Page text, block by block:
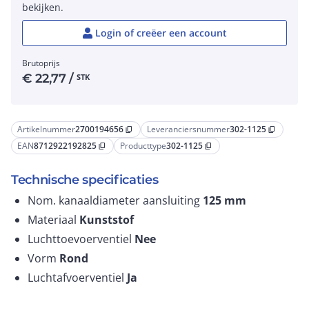
Artikelnummer2700194656 content_copy Leveranciersnummer302-1125 content_copy
EAN8712922192825 content_copy Producttype302-1125 content_copy
Technische specificaties
Nom. kanaaldiameter aansluiting 125 mm
Materiaal Kunststof
Luchttoevoerventiel Nee
Vorm Rond
Luchtafvoerventiel Ja
bekijken.
Login of creëer een account
Brutoprijs
€22,77/ STK